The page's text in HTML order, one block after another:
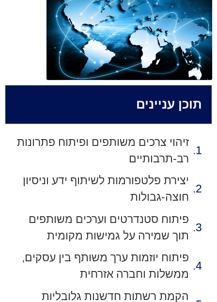
תוכן עניינים
זיהוי צרכים משותפים ופיתוח פתרונות
רב-תרבותיים
יצירת פלטפורמות לשיתוף ידע וניסיון
חוצה-גבולות
פיתוח סטנדרטים וערכים משותפים
תוך שמירה על גמישות מקומית
פיתוח יוזמות ערך משותף בין עסקים,
ממשלות וחברה אזרחית
הקמת רשתות חדשנות גלובליות